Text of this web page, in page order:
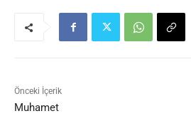
Önceki İçerik
Muhamet